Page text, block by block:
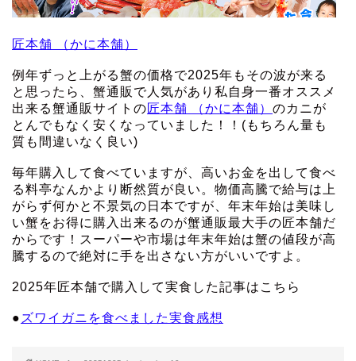
匠本舗 （かに本舗）
例年ずっと上がる蟹の価格で2025年もその波が来る
と思ったら、蟹通販で人気があり私自身一番オススメ
出来る蟹通販サイトの匠本舗 （かに本舗） のカニが
とんでもなく安くなっていました！！(もちろん量も
質も間違いなく良い)
毎年購入して食べていますが、高いお金を出して食べ
る料亭なんかより断然質が良い。物価高騰で給与は上
がらず何かと不景気の日本ですが、年末年始は美味し
い蟹をお得に購入出来るのが蟹通販最大手の匠本舗だ
からです！スーパーや市場は年末年始は蟹の値段が高
騰するので絶対に手を出さない方がいいですよ。
2025年匠本舗で購入して実食した記事はこちら
● ズワイガニを食べました実食感想